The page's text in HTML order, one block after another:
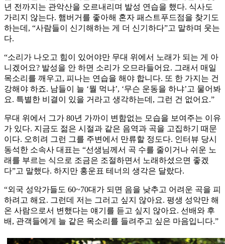
년 전까지는 관악산을 오르내리며 발성 연습을 했다. 식사도
가리지 않는다. 햄버거를 좋아해 혼자 패스트푸드점을 찾기도
하는데, “사람들이 신기해하는 게 더 신기하다”고 말하며 웃는
다.
“소리가 나오고 힘이 있어야만 무대 위에서 노래가 되는 게 아
니겠어요? 발성을 안 하면 소리가 오므라들어요. 그래서 매일
목소리를 깨우고, 피나는 연습을 해야 합니다. 또 한 가지는 건
강해야 하죠. 남들이 늘 ‘뭘 먹냐’, ‘무슨 운동을 하냐’고 물어봐
요. 특별한 비결이 있을 거라고 생각하는데, 그런 건 없어요.”
무대 위에서 그가 80년 가까이 변함없는 모습을 보여주는 이유
가 있다. 지금도 젊은 시절과 같은 음역과 곡을 고집하기 때문
이다. 오히려 그런 그를 주변에서 만류할 정도다. 인터뷰 당시
동석한 소속사 대표는 “선생님께서 곡 수를 줄이거나 쉬운 노
래를 부르는 식으로 조금은 조절하면서 노래하셨으면 좋겠
다”고 말했다. 하지만 홍운표 테너의 생각은 달랐다.
“외국 성악가들도 60~70대가 되면 음을 낮추고 어려운 곡을 피
하려고 해요. 그런데 저는 그러고 싶지 않아요. 평생 성악만 해
온 사람으로서 변했다는 얘기를 듣고 싶지 않아요. 선배와 후
배, 관객들에게 늘 같은 목소리를 들려주고 싶은 마음입니다.”